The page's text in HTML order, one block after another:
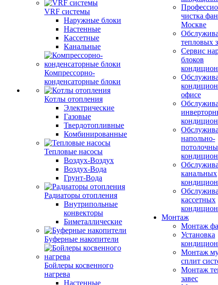
VRF системы
Наружные блоки
Настенные
Кассетные
Канальные
Компрессорно-
конденсаторные блоки
Котлы отопления
Электрические
Газовые
Твердотопливные
Комбинированные
Тепловые насосы
Воздух-Воздух
Воздух-Вода
Грунт-Вода
Радиаторы отопления
Внутрипольные
конвекторы
Биметаллические
Буферные накопители
Бойлеры косвенного
нагрева
Настенные
чистка
Москве
тепловых
Сервис
блоков
офисе
напольно-
канальных
кассетных
Монтаж
Монтаж
Установка
Монтаж
сплит
Монтаж
завес